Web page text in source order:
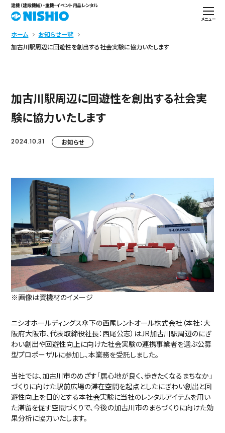
建機（建設機械）・重機・イベント用品レンタル
メニュー
ホーム
お知らせ一覧
加古川駅周辺に回遊性を創出する社会実験に協力いたします
加古川駅周辺に回遊性を創出する社会実
験に協力いたします
2024.10.31 お知らせ
※画像は資機材のイメージ
ニシオホールディングス傘下の西尾レントオール株式会社（本社：大
阪府大阪市、代表取締役社長：西尾公志）はJR加古川駅周辺のにぎ
わい創出や回遊性向上に向けた社会実験の連携事業者を選ぶ公募
型プロポーザルに参加し、本業務を受託しました。
当社では、加古川市のめざす「居心地が良く、歩きたくなるまちなか」
づくりに向けた駅前広場の滞在空間を起点としたにぎわい創出と回
遊性向上を目的とする本社会実験に当社のレンタルアイテムを用い
た滞留を促す空間づくりで、今後の加古川市のまちづくりに向けた効
果分析に協力いたします。